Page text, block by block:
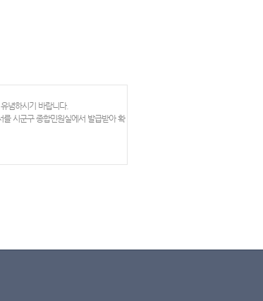
념하시기 바랍니다.
시군구 종합민원실에서 발급받아 확